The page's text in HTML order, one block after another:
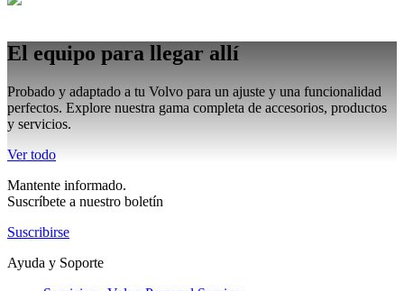
El equipo para llegar allí
Probado y adaptado a tu Volvo para un ajuste y una funcionalidad
perfectos. Explore nuestra gama completa de accesorios, productos
y servicios.
Ver todo